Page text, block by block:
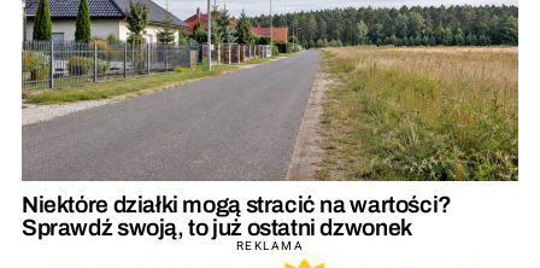
Niektóre działki mogą stracić na wartości?
Sprawdź swoją, to już ostatni dzwonek
REKLAMA